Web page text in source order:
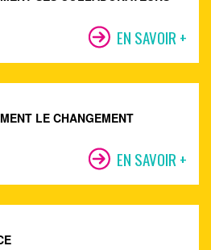
EN SAVOIR +
LE CHANGEMENT
EN SAVOIR +